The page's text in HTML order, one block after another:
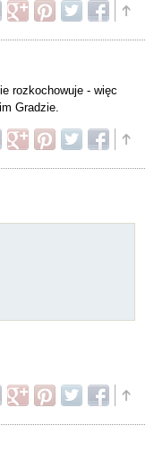
rozkochowuje - więc
Gradzie.